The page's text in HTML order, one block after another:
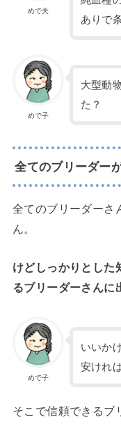
めで夫
ありで
めで子
大型動
た？
全てのブリーダー
全てのブリーダーさ
ん。
けどしっかりとした
るブリーダーさんに
めで子
いいか
安けれ
そこで信頼できるブ